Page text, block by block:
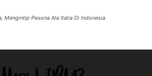
Mengintip Pesona Ala Italia Di Indonesia